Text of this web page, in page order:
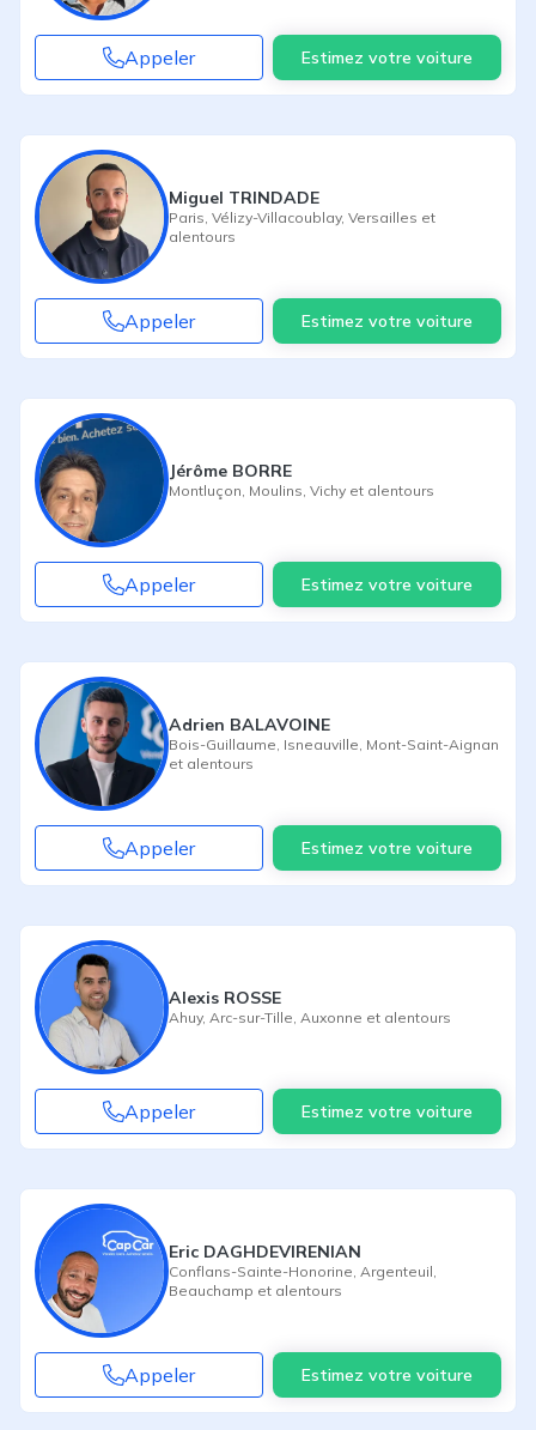
Appeler Estimez votre voiture
Miguel TRINDADE
Paris Vélizy-Villacoublay, Versailles et
alentours
Appeler Estimez votre voiture
Jérôme BORRE
Montluçon Moulins Vichy et alentours
Appeler Estimez votre voiture
Adrien BALAVOINE
Bois-Guillaume Isneauville Mont-Saint-Aignan
et alentours
Appeler Estimez votre voiture
Alexis ROSSE
Ahuy, Arc-sur-Tille Auxonne et alentours
Appeler Estimez votre voiture
Eric DAGHDEVIRENIAN
Conflans-Sainte-Honorine Argenteuil
Beauchamp et alentours
Appeler Estimez votre voiture